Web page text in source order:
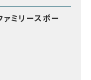
ミリースポー